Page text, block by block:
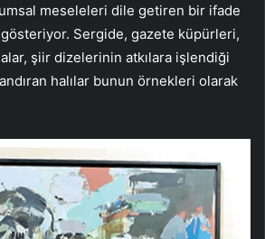
meseleleri dile getiren bir ifade
Sergide, gazete küpürleri,
şiir dizelerinin atkılara işlendiği
halılar bunun örnekleri olarak